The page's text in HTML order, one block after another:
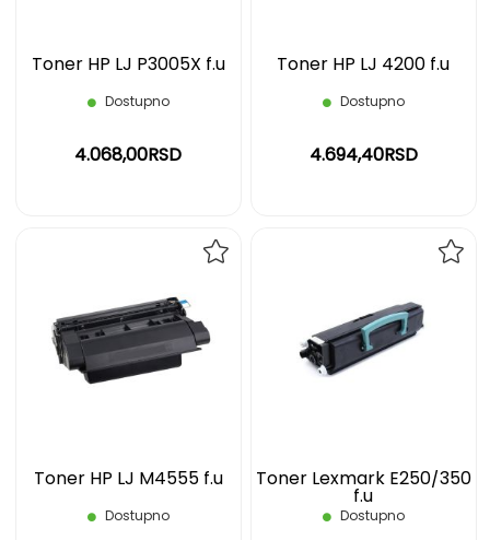
Toner HP LJ P3005X f.u
Dostupno
4.068,00RSD
Toner HP LJ 4200 f.u
Dostupno
4.694,40RSD
Toner HP LJ M4555 f.u
Dostupno
Toner Lexmark E250/350
f.u
Dostupno